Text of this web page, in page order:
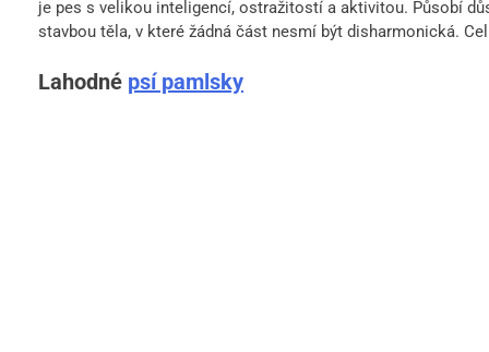
je pes s velikou inteligencí, ostražitostí a aktivitou. Působí
stavbou těla, v které žádná část nesmí být disharmonická.
Lahodné psí pamlsky